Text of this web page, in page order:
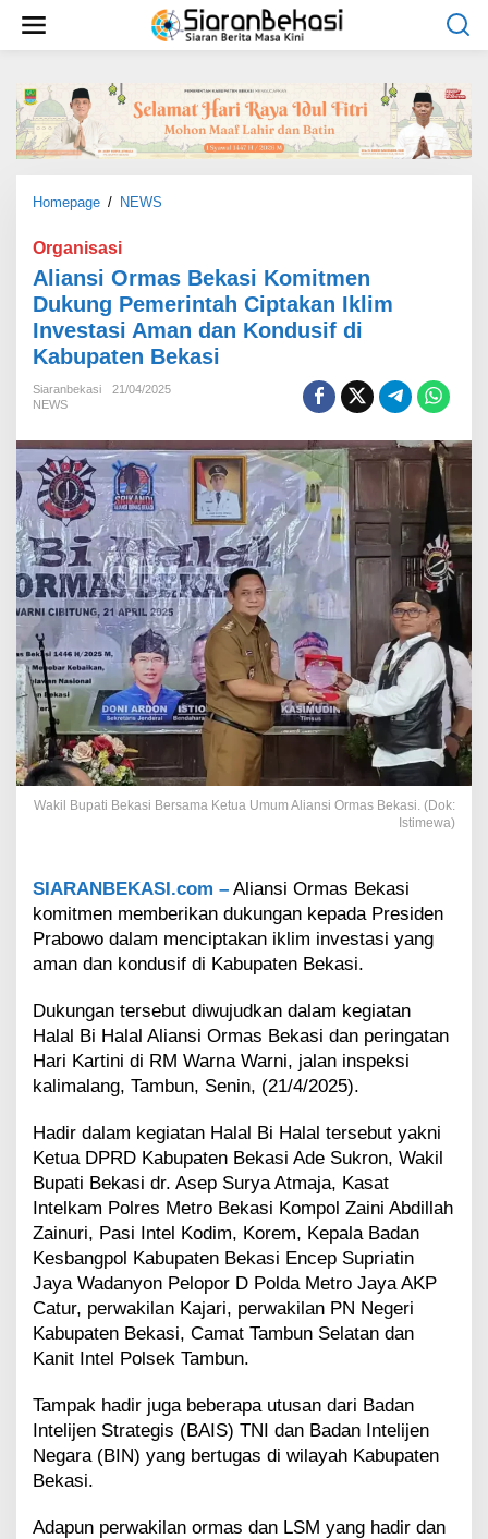
w
Homepage / NEWS
n
s
i
O
r
m
B
k
a
s
i
K
o
m
i
t
m
e
n
D
k
u
e
m
r
i
t
a
h
C
i
t
a
k
n
I
k
I
n
e
s
a
A
Organisasi
Aliansi Ormas Bekasi Komitmen
Dukung Pemerintah Ciptakan Iklim
Investasi Aman dan Kondusif di
Kabupaten Bekasi
Siaranbekasi
21/04/2025
NEWS
Wakil Bupati Bekasi Bersama Ketua Umum Aliansi Ormas Bekasi. (Dok:
Istimewa)
SIARANBEKASI.com – Aliansi Ormas Bekasi
komitmen memberikan dukungan kepada Presiden
Prabowo dalam menciptakan iklim investasi yang
aman dan kondusif di Kabupaten Bekasi.
Dukungan tersebut diwujudkan dalam kegiatan
Halal Bi Halal Aliansi Ormas Bekasi dan peringatan
Hari Kartini di RM Warna Warni, jalan inspeksi
kalimalang, Tambun, Senin, (21/4/2025).
Hadir dalam kegiatan Halal Bi Halal tersebut yakni
Ketua DPRD Kabupaten Bekasi Ade Sukron, Wakil
Bupati Bekasi dr. Asep Surya Atmaja, Kasat
Intelkam Polres Metro Bekasi Kompol Zaini Abdillah
Zainuri, Pasi Intel Kodim, Korem, Kepala Badan
Kesbangpol Kabupaten Bekasi Encep Supriatin
Jaya Wadanyon Pelopor D Polda Metro Jaya AKP
Catur, perwakilan Kajari, perwakilan PN Negeri
Kabupaten Bekasi, Camat Tambun Selatan dan
Kanit Intel Polsek Tambun.
Tampak hadir juga beberapa utusan dari Badan
Intelijen Strategis (BAIS) TNI dan Badan Intelijen
Negara (BIN) yang bertugas di wilayah Kabupaten
Bekasi.
Adapun perwakilan ormas dan LSM yang hadir dan